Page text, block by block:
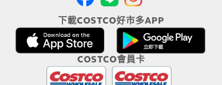
下載COSTCO好市多APP
COSTCO會員卡